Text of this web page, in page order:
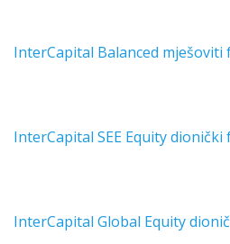
InterCapital Balanced mješoviti
InterCapital SEE Equity dionički
InterCapital Global Equity